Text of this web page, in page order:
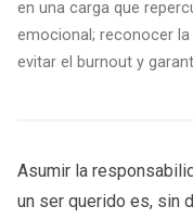
en una carga que
emocional; reconocer
evitar el burnout y
Asumir la
un ser querido es, sin